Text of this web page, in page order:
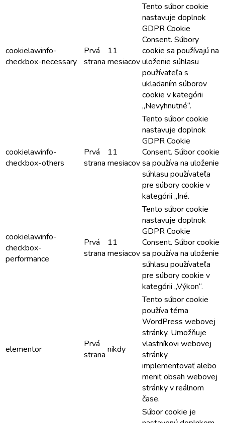
cookielawinfo-
checkbox-necessary
Prvá
strana
11
mesiacov
Tento súbor cookie
nastavuje doplnok
GDPR Cookie
Consent. Súbory
cookie sa používajú na
uloženie súhlasu
používateľa s
ukladaním súborov
cookie v kategórii
„Nevyhnutné“.
cookielawinfo-
checkbox-others
Prvá
strana
11
mesiacov
Tento súbor cookie
nastavuje doplnok
GDPR Cookie
Consent. Súbor cookie
sa používa na uloženie
súhlasu používateľa
pre súbory cookie v
kategórii „Iné.
cookielawinfo-
checkbox-
performance
Prvá
strana
11
mesiacov
Tento súbor cookie
nastavuje doplnok
GDPR Cookie
Consent. Súbor cookie
sa používa na uloženie
súhlasu používateľa
pre súbory cookie v
kategórii „Výkon“.
elementor
Prvá
strana nikdy
Tento súbor cookie
používa téma
WordPress webovej
stránky. Umožňuje
vlastníkovi webovej
stránky
implementovať alebo
meniť obsah webovej
stránky v reálnom
čase.
Súbor cookie je